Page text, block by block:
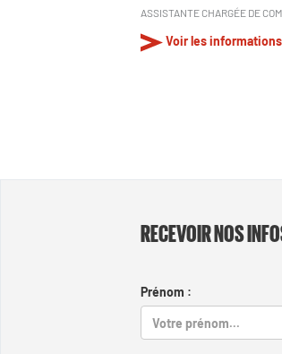
ASSISTANTE CHARGÉE DE
Voir les
RECEVOIR NOS
Prénom :